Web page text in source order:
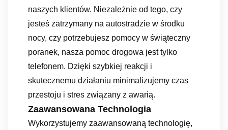
naszych klientów. Niezależnie od tego, czy
jesteś zatrzymany na autostradzie w środku
nocy, czy potrzebujesz pomocy w świąteczny
poranek, nasza pomoc drogowa jest tylko
telefonem. Dzięki szybkiej reakcji i
skutecznemu działaniu minimalizujemy czas
przestoju i stres związany z awarią.
Zaawansowana Technologia
Wykorzystujemy zaawansowaną technologię,